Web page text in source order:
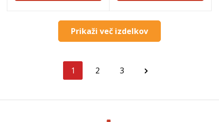
Prikaži več izdelkov
1 2 3